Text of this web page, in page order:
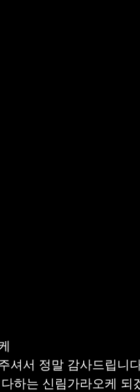
셔서 정말 감사드립니
하는 신림가라오케 되